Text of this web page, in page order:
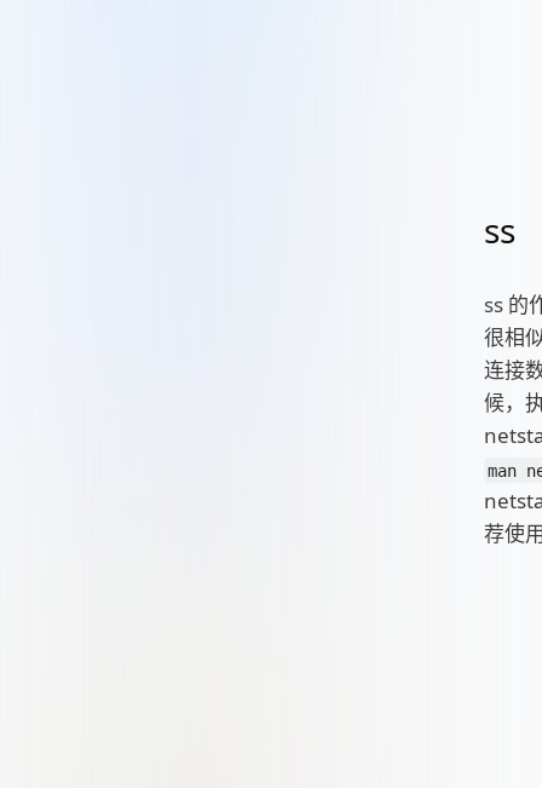
ss
ss 的
很相
连接
候，
man
荐使